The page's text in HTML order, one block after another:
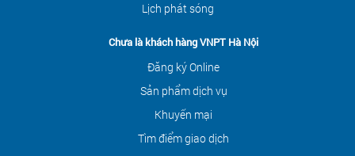
Lịch phát sóng
Chưa là khách hàng VNPT Hà Nội
Đăng ký Online
Sản phẩm dịch vụ
Khuyến mại
Tìm điểm giao dịch